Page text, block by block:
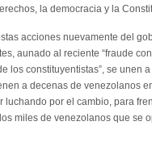
la democracia y la
acciones nuevamente del
aunado al reciente “fraude
los constituyentistas”, se unen
a decenas de venezolanos
luchando por el cambio, para
miles de venezolanos que se